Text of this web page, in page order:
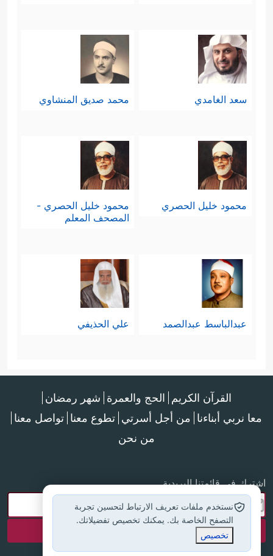
سعد الغامدي محمد صديق المنشاوي
محمود خليل الحصري
محمود خليل الحصري -
المصحف المعلم
عبدالباسط عبدالصمد علي الحذيفي
القرآن الكريم الحج والعمرة شهر رمضان
معا نربي أبناءنا من أجل أسرتي تطوع معنا تواصل معنا
من نحن
اشترك في قائمتنا البريدية
نستخدم ملفات تعريف الارتباط لتحسين تجربة
التصفح الخاصة بك. يمكنك تخصيص تفضيلاتك.
تخصيص